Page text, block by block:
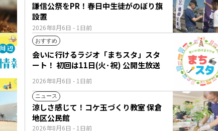
2026年8月6日 - 1日前
謙信公祭をPR！春日中生徒がのぼり旗
設置
おすすめ
2026年8月6日 - 1日前
会いに行けるラジオ「まちスタ」スタ
ート！ 初回は11日(火･祝) 公開生放送
ニュース
2026年8月6日 - 1日前
涼しさ感じて！コケ玉づくり教室 保倉
地区公民館